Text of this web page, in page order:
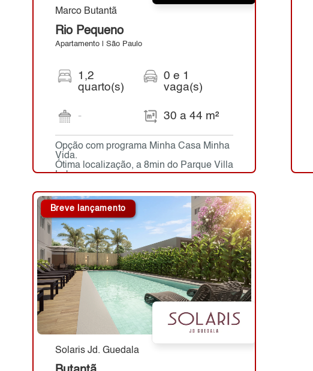
Marco Butantã
Rio Pequeno
Apartamento | São Paulo
1,2
quarto(s)
-
0 e 1
vaga(s)
30 a 44 m²
Opção com programa Minha Casa Minha
Vida.
Ótima localização, a 8min do Parque Villa
Lobos.
Breve lançamento
Solaris Jd. Guedala